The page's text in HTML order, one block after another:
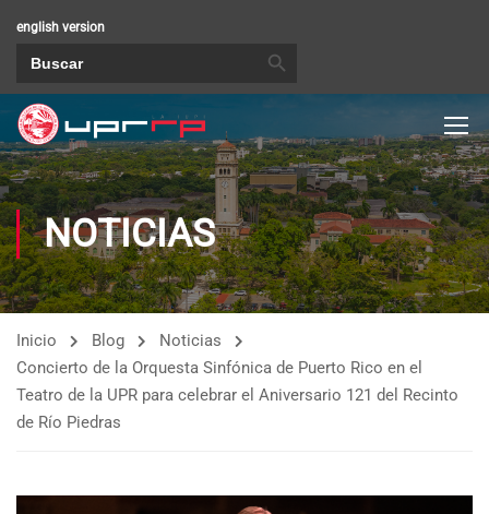
english version
NOTICIAS
Inicio Blog
Noticias
Concierto de la Orquesta Sinfónica de Puerto Rico en el
Teatro de la UPR para celebrar el Aniversario 121 del Recinto
de Río Piedras